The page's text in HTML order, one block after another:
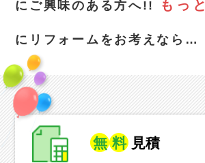
にご興味のある方へ!! も っ と
にリフォームをお考えなら…
無 料 見積